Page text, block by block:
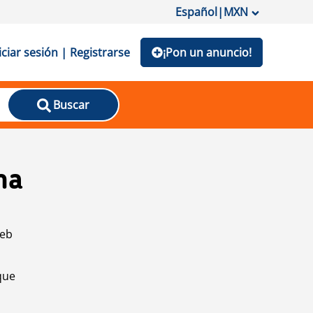
Español|MXN
sesión | Registrarse ¡Pon un anuncio!
Buscar